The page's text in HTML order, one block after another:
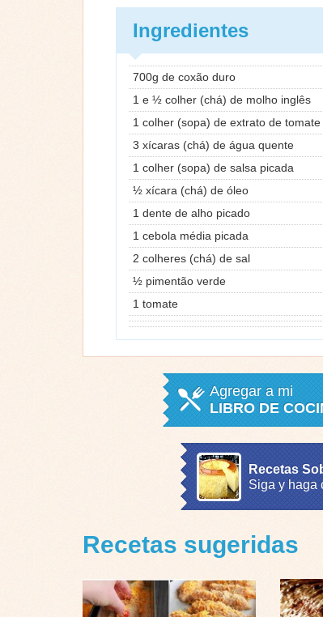
Ingredientes
700g de coxão duro
1 e ½ colher (chá) de molho inglês
1 colher (sopa) de extrato de tomate
3 xícaras (chá) de água quente
1 colher (sopa) de salsa picada
½ xícara (chá) de óleo
1 dente de alho picado
1 cebola média picada
2 colheres (chá) de sal
½ pimentão verde
1 tomate
Agregar a mi
LIBRO DE
Recetas
Siga y haga
Recetas sugeridas